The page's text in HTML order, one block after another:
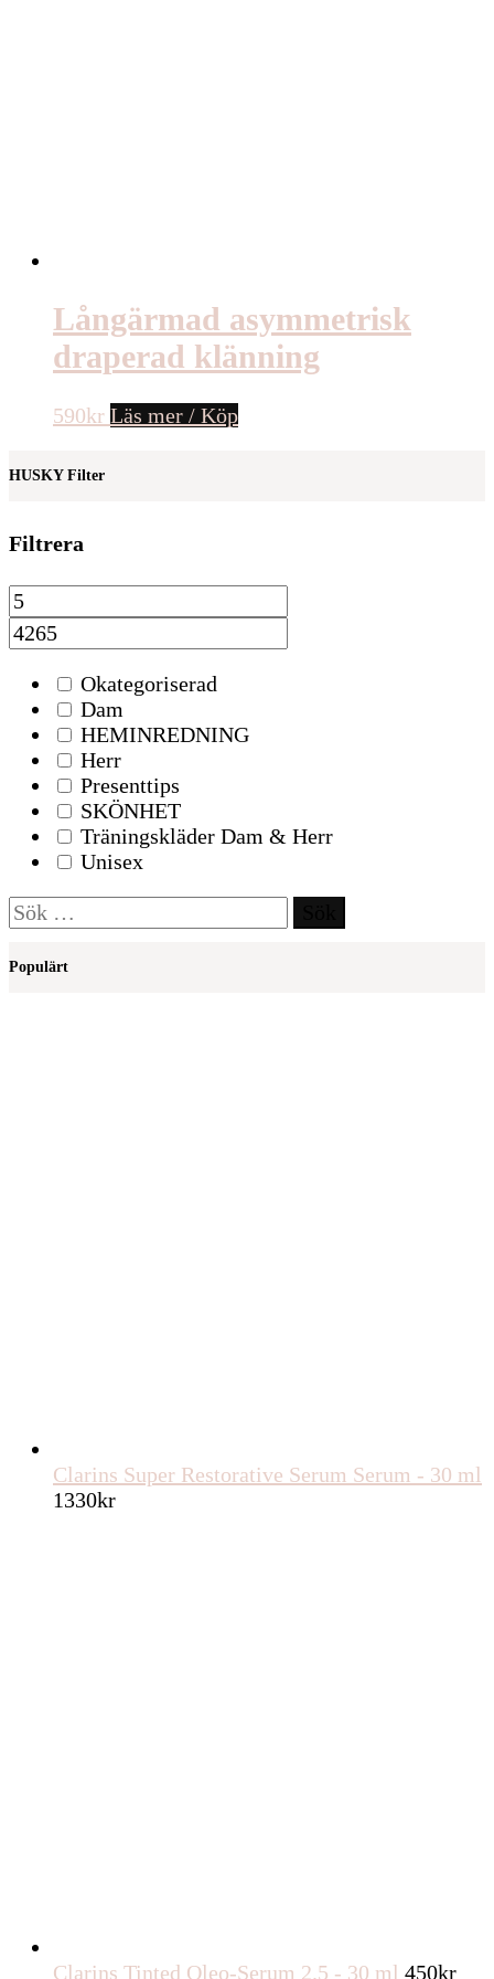
Långärmad asymmetrisk
draperad klänning
590kr Läs mer / Köp
HUSKY Filter
Filtrera
Okategoriserad
Dam
HEMINREDNING
Herr
Presenttips
SKÖNHET
Träningskläder Dam & Herr
Unisex
Sök
efter:
Populärt
Clarins Super Restorative Serum Serum - 30 ml
1330kr
Clarins Tinted Oleo-Serum 2.5 - 30 ml 450kr